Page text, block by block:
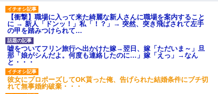
【衝撃】職場に入って来た綺麗な新人さんに職場を案内すること
に → 新人「ドンッ！」私「！？」→ 突然、突き飛ばされて左手
の甲を踏みつけられて…
嘘をついてフリン旅行へ出かけた嫁→翌日、嫁「ただいま～」旦
那「娘がシんだよ。何度も連絡したのに…」嫁「えっ」→なん
と・・・
彼女にプロポーズしてOK貰った俺、告げられた結婚条件にブチ切
れて無事婚約破棄・・・